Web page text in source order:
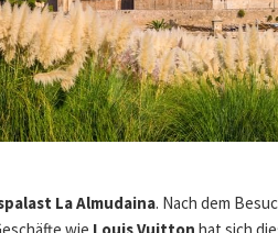
La Almudaina. Nach dem